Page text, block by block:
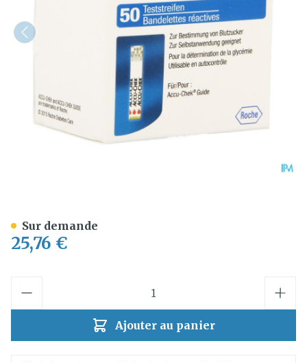
25,76 €
Ajouter au panier
Sur demande